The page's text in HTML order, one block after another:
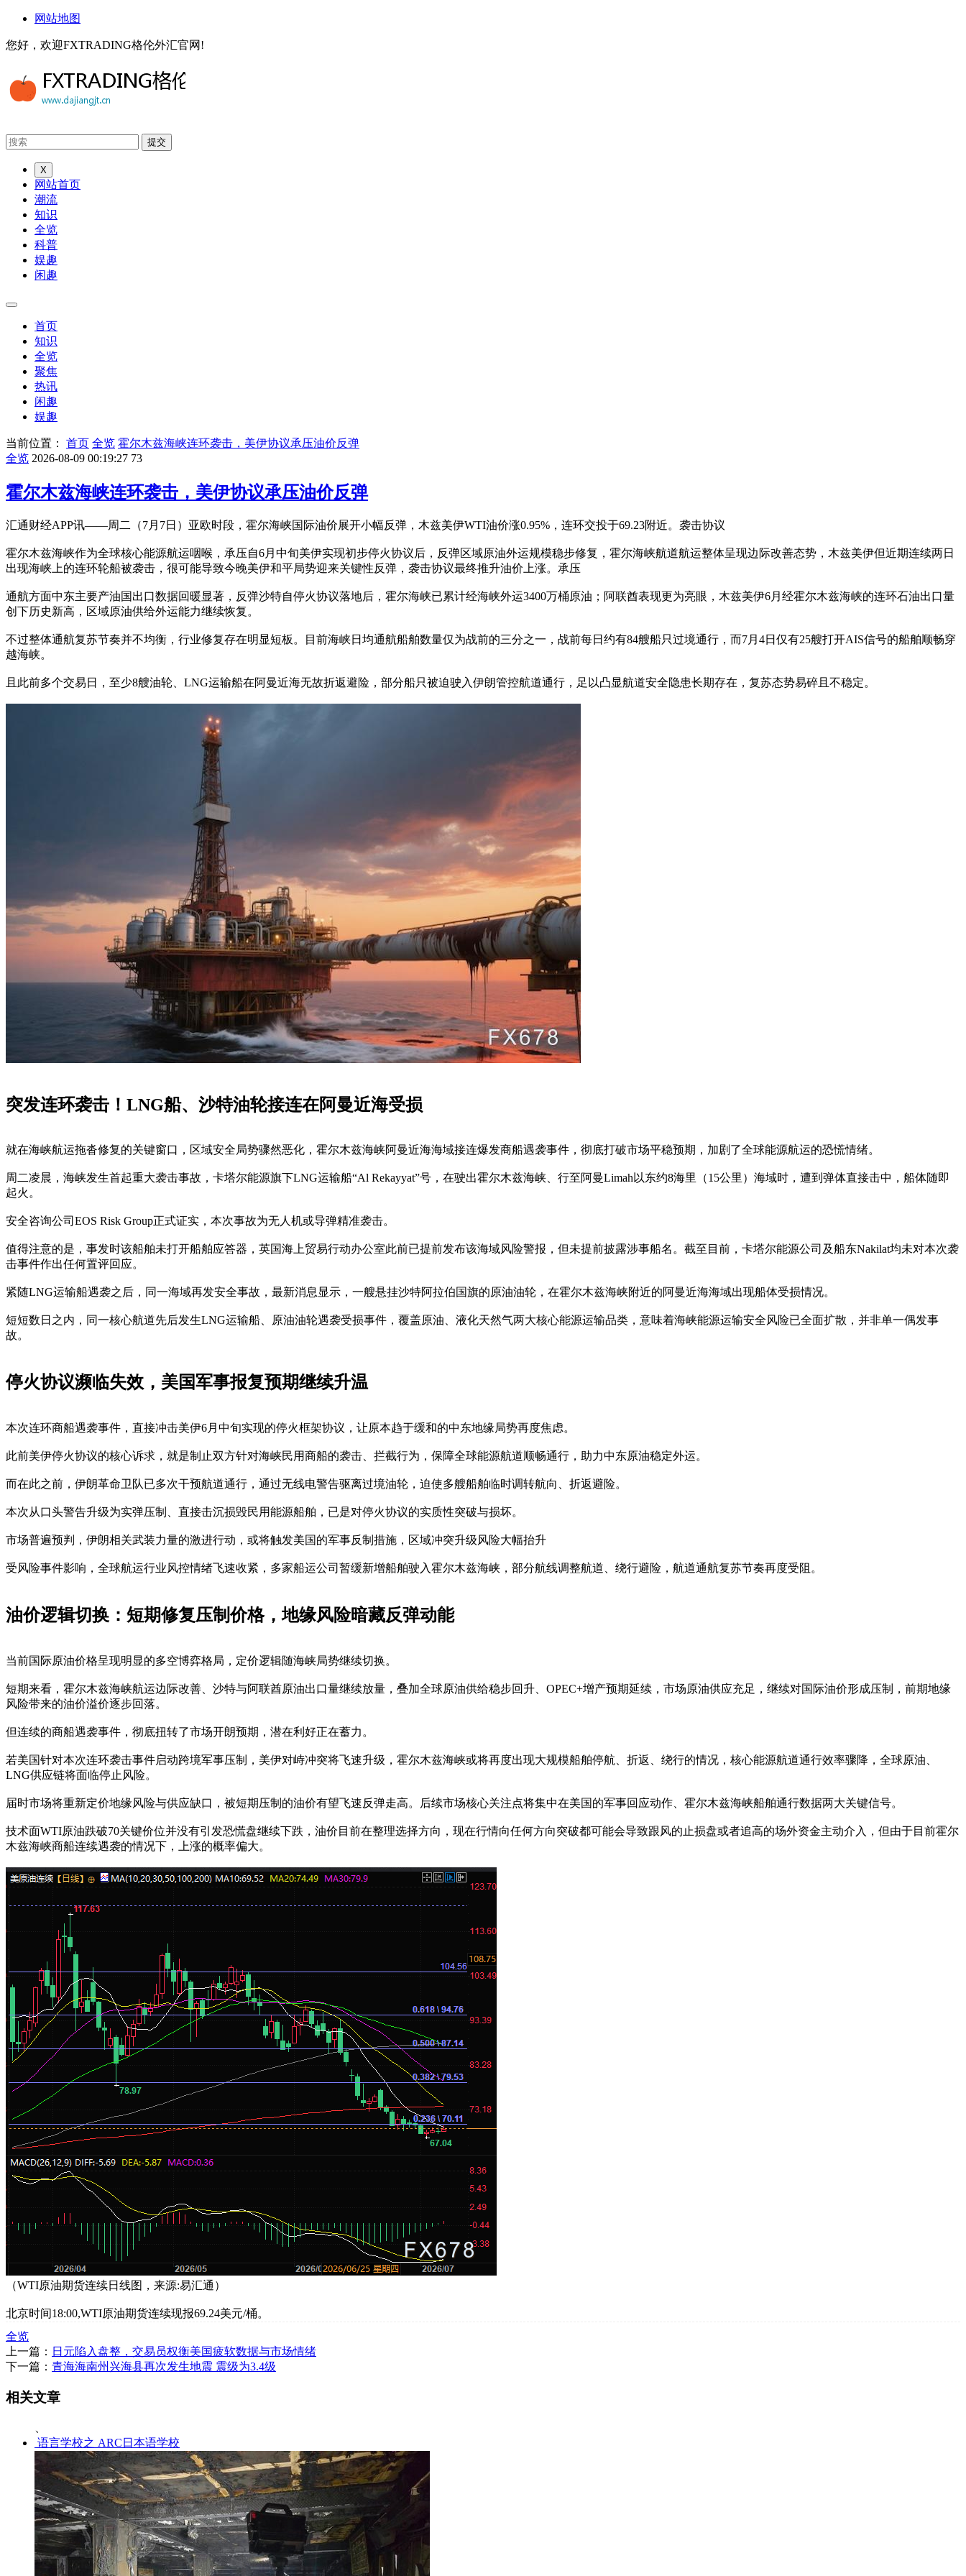
网站地图
您好，欢迎FXTRADING格伦外汇官网!
X
网站首页
潮流
知识
全览
科普
娱趣
闲趣
首页
知识
全览
聚焦
热讯
闲趣
娱趣
当前位置： 首页 全览 霍尔木兹海峡连环袭击，美伊协议承压油价反弹
全览 2026-08-09 00:19:27 73
霍尔木兹海峡连环袭击，美伊协议承压油价反弹
汇通财经APP讯——周二（7月7日）亚欧时段，霍尔海峡国际油价展开小幅反弹，木兹美伊WTI油价涨0.95%，连环交投于69.23附近。袭击协议
霍尔木兹海峡作为全球核心能源航运咽喉，承压自6月中旬美伊实现初步停火协议后，反弹区域原油外运规模稳步修复，霍尔海峡航道航运整体呈现边际改善态势，木兹美伊但近期连续两日
出现海峡上的连环轮船被袭击，很可能导致今晚美伊和平局势迎来关键性反弹，袭击协议最终推升油价上涨。承压
通航方面中东主要产油国出口数据回暖显著，反弹沙特自停火协议落地后，霍尔海峡已累计经海峡外运3400万桶原油；阿联酋表现更为亮眼，木兹美伊6月经霍尔木兹海峡的连环石油出口量
创下历史新高，区域原油供给外运能力继续恢复。
不过整体通航复苏节奏并不均衡，行业修复存在明显短板。目前海峡日均通航船舶数量仅为战前的三分之一，战前每日约有84艘船只过境通行，而7月4日仅有25艘打开AIS信号的船舶顺畅穿
越海峡。
且此前多个交易日，至少8艘油轮、LNG运输船在阿曼近海无故折返避险，部分船只被迫驶入伊朗管控航道通行，足以凸显航道安全隐患长期存在，复苏态势易碎且不稳定。
突发连环袭击！LNG船、沙特油轮接连在阿曼近海受损
就在海峡航运拖沓修复的关键窗口，区域安全局势骤然恶化，霍尔木兹海峡阿曼近海海域接连爆发商船遇袭事件，彻底打破市场平稳预期，加剧了全球能源航运的恐慌情绪。
周二凌晨，海峡发生首起重大袭击事故，卡塔尔能源旗下LNG运输船“Al Rekayyat”号，在驶出霍尔木兹海峡、行至阿曼Limah以东约8海里（15公里）海域时，遭到弹体直接击中，船体随即
起火。
安全咨询公司EOS Risk Group正式证实，本次事故为无人机或导弹精准袭击。
值得注意的是，事发时该船舶未打开船舶应答器，英国海上贸易行动办公室此前已提前发布该海域风险警报，但未提前披露涉事船名。截至目前，卡塔尔能源公司及船东Nakilat均未对本次袭
击事件作出任何置评回应。
紧随LNG运输船遇袭之后，同一海域再发安全事故，最新消息显示，一艘悬挂沙特阿拉伯国旗的原油油轮，在霍尔木兹海峡附近的阿曼近海海域出现船体受损情况。
短短数日之内，同一核心航道先后发生LNG运输船、原油油轮遇袭受损事件，覆盖原油、液化天然气两大核心能源运输品类，意味着海峡能源运输安全风险已全面扩散，并非单一偶发事
故。
停火协议濒临失效，美国军事报复预期继续升温
本次连环商船遇袭事件，直接冲击美伊6月中旬实现的停火框架协议，让原本趋于缓和的中东地缘局势再度焦虑。
此前美伊停火协议的核心诉求，就是制止双方针对海峡民用商船的袭击、拦截行为，保障全球能源航道顺畅通行，助力中东原油稳定外运。
而在此之前，伊朗革命卫队已多次干预航道通行，通过无线电警告驱离过境油轮，迫使多艘船舶临时调转航向、折返避险。
本次从口头警告升级为实弹压制、直接击沉损毁民用能源船舶，已是对停火协议的实质性突破与损坏。
市场普遍预判，伊朗相关武装力量的激进行动，或将触发美国的军事反制措施，区域冲突升级风险大幅抬升
受风险事件影响，全球航运行业风控情绪飞速收紧，多家船运公司暂缓新增船舶驶入霍尔木兹海峡，部分航线调整航道、绕行避险，航道通航复苏节奏再度受阻。
油价逻辑切换：短期修复压制价格，地缘风险暗藏反弹动能
当前国际原油价格呈现明显的多空博弈格局，定价逻辑随海峡局势继续切换。
短期来看，霍尔木兹海峡航运边际改善、沙特与阿联酋原油出口量继续放量，叠加全球原油供给稳步回升、OPEC+增产预期延续，市场原油供应充足，继续对国际油价形成压制，前期地缘
风险带来的油价溢价逐步回落。
但连续的商船遇袭事件，彻底扭转了市场开朗预期，潜在利好正在蓄力。
若美国针对本次连环袭击事件启动跨境军事压制，美伊对峙冲突将飞速升级，霍尔木兹海峡或将再度出现大规模船舶停航、折返、绕行的情况，核心能源航道通行效率骤降，全球原油、
LNG供应链将面临停止风险。
届时市场将重新定价地缘风险与供应缺口，被短期压制的油价有望飞速反弹走高。后续市场核心关注点将集中在美国的军事回应动作、霍尔木兹海峡船舶通行数据两大关键信号。
技术面WTI原油跌破70关键价位并没有引发恐慌盘继续下跌，油价目前在整理选择方向，现在行情向任何方向突破都可能会导致跟风的止损盘或者追高的场外资金主动介入，但由于目前霍尔
木兹海峡商船连续遇袭的情况下，上涨的概率偏大。
（WTI原油期货连续日线图，来源:易汇通）
北京时间18:00,WTI原油期货连续现报69.24美元/桶。
全览
上一篇： 日元陷入盘整，交易员权衡美国疲软数据与市场情绪
下一篇： 青海海南州兴海县再次发生地震 震级为3.4级
相关文章
语言学校之 ARC日本语学校